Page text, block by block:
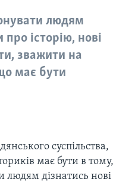
людям
історію, нові
зважити на
має бути
суспільства,
має бути в тому,
дізнатись нові